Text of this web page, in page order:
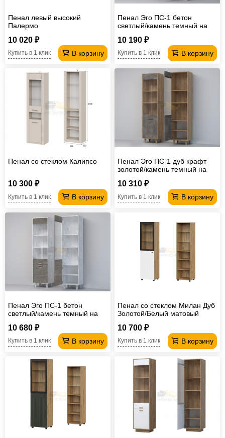
Пенал левый высокий
Палермо
10 020 ₽
В корзину
Купить в 1 клик
Пенал Эго ПС-1 бетон
светлый/камень темный на
10 190 ₽
В корзину
Купить в 1 клик
Пенал со стеклом Калипсо
10 300 ₽
В корзину
Купить в 1 клик
Пенал Эго ПС-1 дуб крафт
золотой/камень темный на
10 310 ₽
В корзину
Купить в 1 клик
Пенал Эго ПС-1 бетон
светлый/камень темный на
10 680 ₽
В корзину
Купить в 1 клик
Пенал со стеклом Милан Дуб
Золотой/Белый матовый
10 700 ₽
В корзину
Купить в 1 клик